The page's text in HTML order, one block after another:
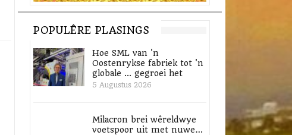
POPULÊRE PLASINGS
Hoe SML van 'n
Oostenrykse fabriek tot 'n
globale ... gegroei het
5 Augustus 2026
Milacron brei wêreldwye
voetspoor uit met nuwe…